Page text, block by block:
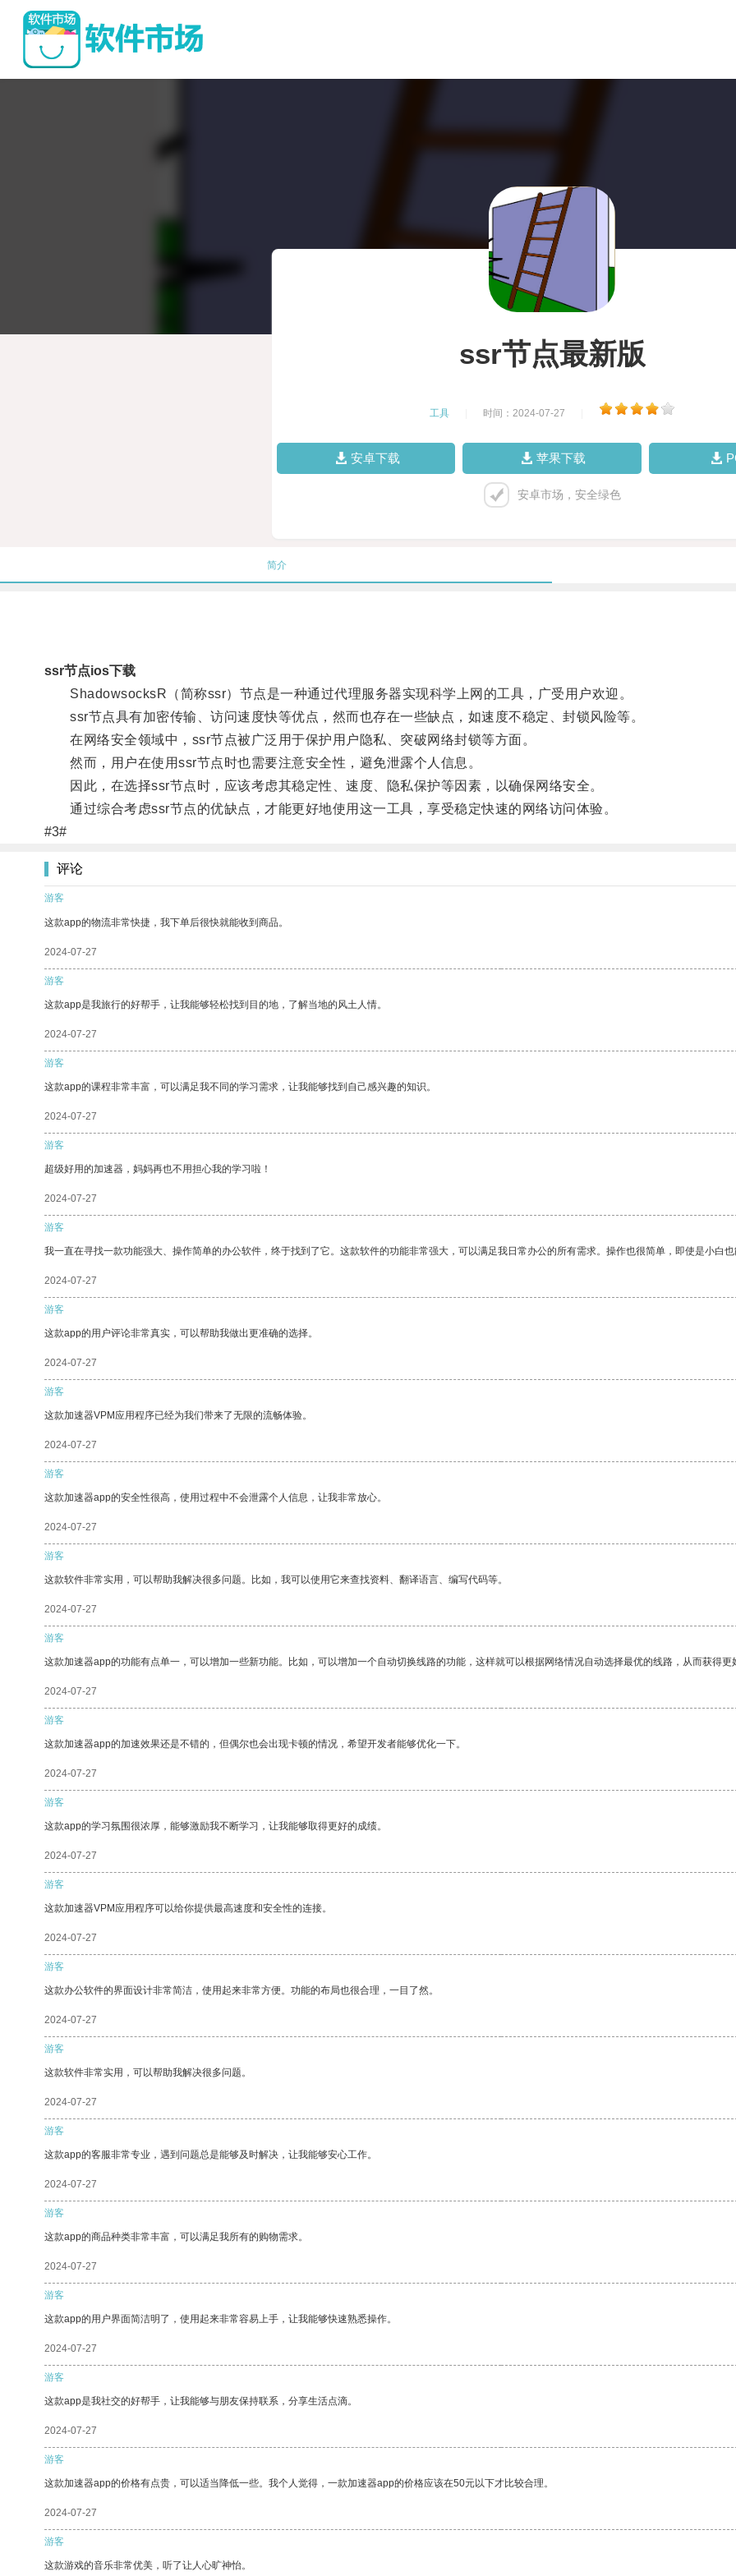
ssr节点最新版
工具 时间：2024-07-27
安卓下载 苹果下载
安卓市场，安全绿色
简介
ssr节点ios下载
ShadowsocksR（简称ssr）节点是一种通过代理服务器实现科学上网的工具，广受用户欢迎。
ssr节点具有加密传输、访问速度快等优点，然而也存在一些缺点，如速度不稳定、封锁风险等。
在网络安全领域中，ssr节点被广泛用于保护用户隐私、突破网络封锁等方面。
然而，用户在使用ssr节点时也需要注意安全性，避免泄露个人信息。
因此，在选择ssr节点时，应该考虑其稳定性、速度、隐私保护等因素，以确保网络安全。
通过综合考虑ssr节点的优缺点，才能更好地使用这一工具，享受稳定快速的网络访问体验。
#3#
评论
游客
这款app的物流非常快捷，我下单后很快就能收到商品。
2024-07-27
游客
这款app是我旅行的好帮手，让我能够轻松找到目的地，了解当地的风土人情。
2024-07-27
游客
这款app的课程非常丰富，可以满足我不同的学习需求，让我能够找到自己感兴趣的知识。
2024-07-27
游客
超级好用的加速器，妈妈再也不用担心我的学习啦！
2024-07-27
游客
我一直在寻找一款功能强大、操作简单的办公软件，终于找到了它。这款软件的功能非常强大，可以满足我日常办公的所有需求。操作也很简单，即使是小白也
2024-07-27
游客
这款app的用户评论非常真实，可以帮助我做出更准确的选择。
2024-07-27
游客
这款加速器VPM应用程序已经为我们带来了无限的流畅体验。
2024-07-27
游客
这款加速器app的安全性很高，使用过程中不会泄露个人信息，让我非常放心。
2024-07-27
游客
这款软件非常实用，可以帮助我解决很多问题。比如，我可以使用它来查找资料、翻译语言、编写代码等。
2024-07-27
游客
这款加速器app的功能有点单一，可以增加一些新功能。比如，可以增加一个自动切换线路的功能，这样就可以根据网络情况自动选择最优的线路，从而获得更
2024-07-27
游客
这款加速器app的加速效果还是不错的，但偶尔也会出现卡顿的情况，希望开发者能够优化一下。
2024-07-27
游客
这款app的学习氛围很浓厚，能够激励我不断学习，让我能够取得更好的成绩。
2024-07-27
游客
这款加速器VPM应用程序可以给你提供最高速度和安全性的连接。
2024-07-27
游客
这款办公软件的界面设计非常简洁，使用起来非常方便。功能的布局也很合理，一目了然。
2024-07-27
游客
这款软件非常实用，可以帮助我解决很多问题。
2024-07-27
游客
这款app的客服非常专业，遇到问题总是能够及时解决，让我能够安心工作。
2024-07-27
游客
这款app的商品种类非常丰富，可以满足我所有的购物需求。
2024-07-27
游客
这款app的用户界面简洁明了，使用起来非常容易上手，让我能够快速熟悉操作。
2024-07-27
游客
这款app是我社交的好帮手，让我能够与朋友保持联系，分享生活点滴。
2024-07-27
游客
这款加速器app的价格有点贵，可以适当降低一些。我个人觉得，一款加速器app的价格应该在50元以下才比较合理。
2024-07-27
游客
这款游戏的音乐非常优美，听了让人心旷神怡。